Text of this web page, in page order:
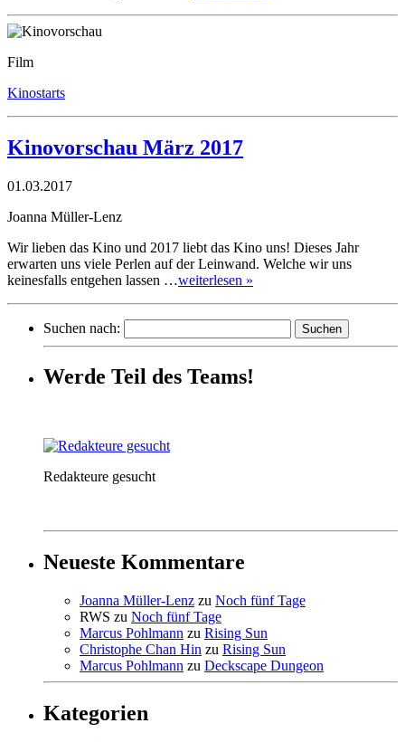
Film
Kinostarts
Kinovorschau März 2017
01.03.2017
Joanna Müller-Lenz
Wir lieben das Kino und 2017 liebt das Kino uns! Dieses Jahr
erwarten uns viele Perlen auf der Leinwand. Welche wir uns
keinesfalls entgehen lassen …weiterlesen »
Suchen nach:
Werde Teil des Teams!
Redakteure gesucht
Neueste Kommentare
Joanna Müller-Lenz zu Noch fünf Tage
RWS zu Noch fünf Tage
Marcus Pohlmann zu Rising Sun
Christophe Chan Hin zu Rising Sun
Marcus Pohlmann zu Deckscape Dungeon
Kategorien